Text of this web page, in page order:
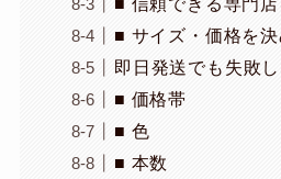
■ サイズ・価格を決
即日発送でも失敗
■ 価格帯
■ 色
■ 本数